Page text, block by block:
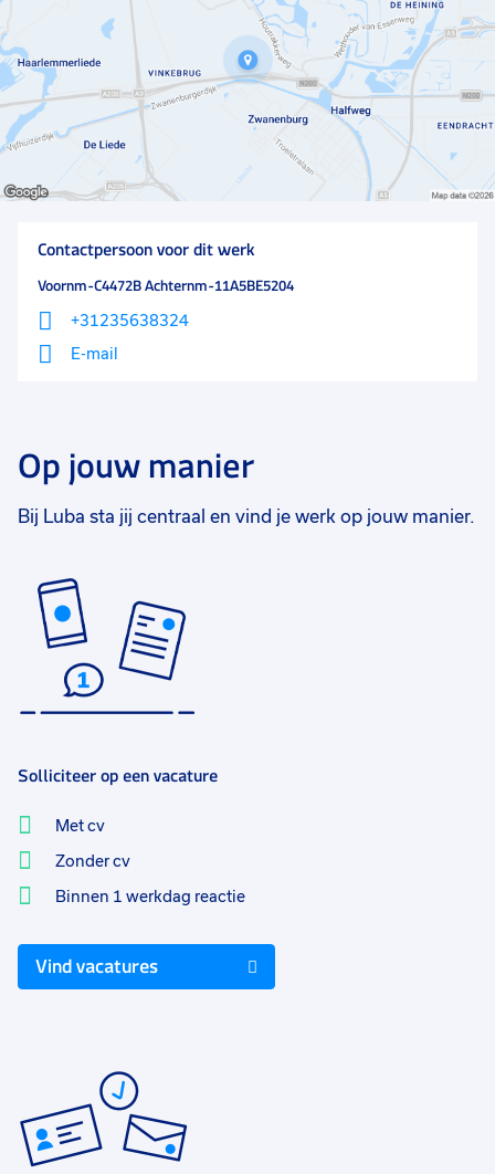
door intelligente technieken in te zetten. Het is een
middelgroot familiebedrijf met 300 medewerkers.
Contactpersoon voor dit werk
Voornm-C4472B Achternm-11A5BE5204
+31235638324
E-mail
Op jouw manier
Bij Luba sta jij centraal en vind je werk op jouw manier.
Solliciteer op een vacature
Met cv
Zonder cv
Binnen 1 werkdag reactie
Vind vacatures